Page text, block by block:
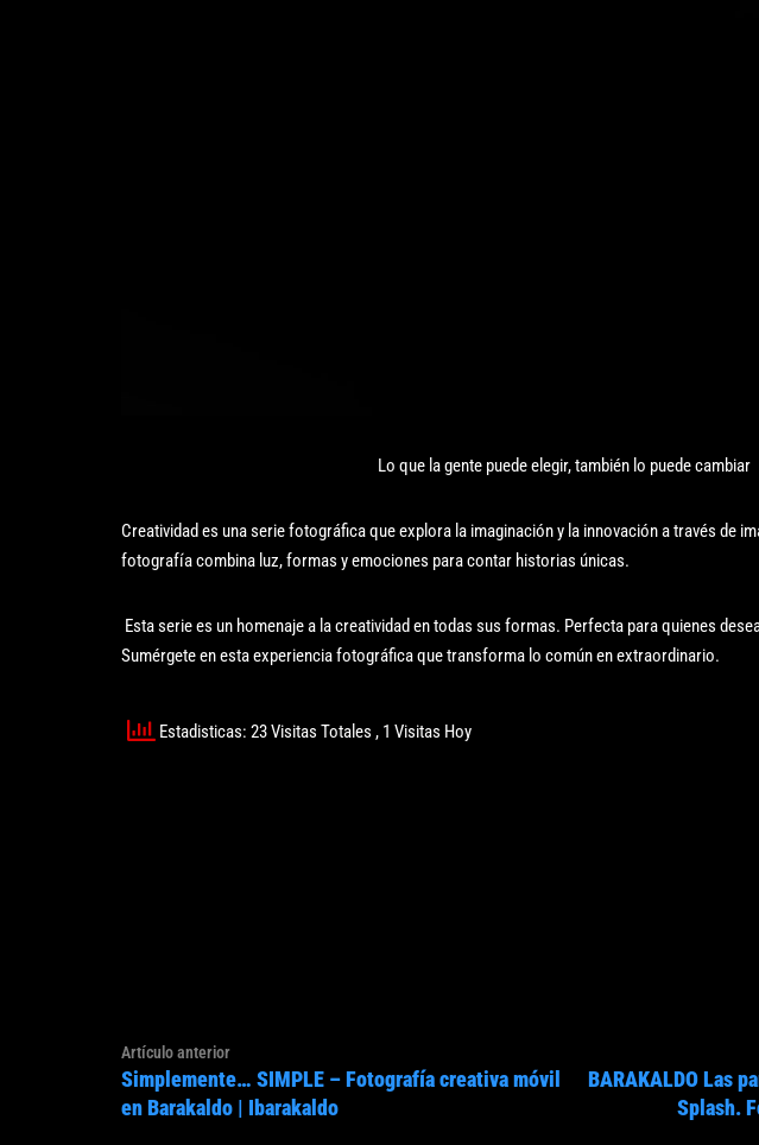
Lo que la gente puede elegir, también lo puede cambiar
Creatividad es una serie fotográfica que explora la imaginación y la innovación a través de
fotografía combina luz, formas y emociones para contar historias únicas.
Esta serie es un homenaje a la creatividad en todas sus formas. Perfecta para quienes
Sumérgete en esta experiencia fotográfica que transforma lo común en extraordinario.
Estadisticas: 23 Visitas Totales , 1 Visitas Hoy
Navegación
de
entradas
Artículo anteriorArtículo
anterior:
Simplemente… SIMPLE – Fotografía creativa móvil
en Barakaldo | Ibarakaldo
BARAKALDO Las
Splash.